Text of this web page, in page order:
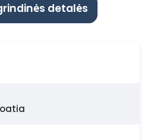
detalės